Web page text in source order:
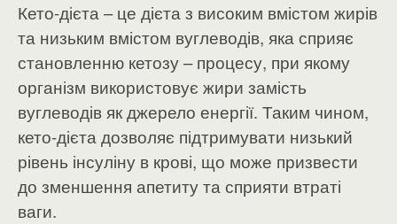
Кето-дієта – це дієта з високим вмістом жирів
та низьким вмістом вуглеводів, яка сприяє
становленню кетозу – процесу, при якому
організм використовує жири замість
вуглеводів як джерело енергії. Таким чином,
кето-дієта дозволяє підтримувати низький
рівень інсуліну в крові, що може призвести
до зменшення апетиту та сприяти втраті
ваги.